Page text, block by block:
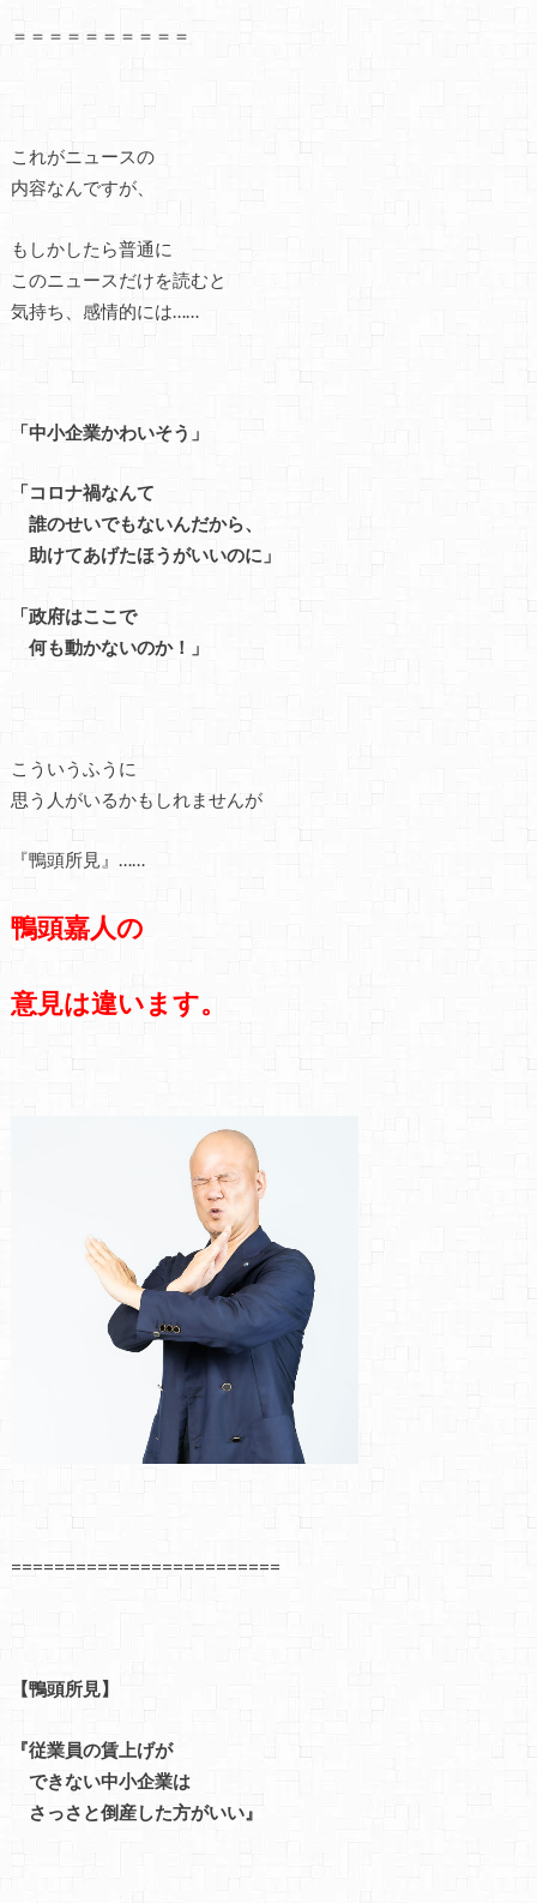
＝＝＝＝＝＝＝＝＝＝
これがニュースの
内容なんですが、
もしかしたら普通に
このニュースだけを読むと
気持ち、感情的には……
「中小企業かわいそう」
「コロナ禍なんて
誰のせいでもないんだから、
助けてあげたほうがいいのに」
「政府はここで
何も動かないのか！」
こういうふうに
思う人がいるかもしれませんが
『鴨頭所見』……
鴨頭嘉人の
意見は違います。
=========================
【鴨頭所見】
『従業員の賃上げが
できない中小企業は
さっさと倒産した方がいい』